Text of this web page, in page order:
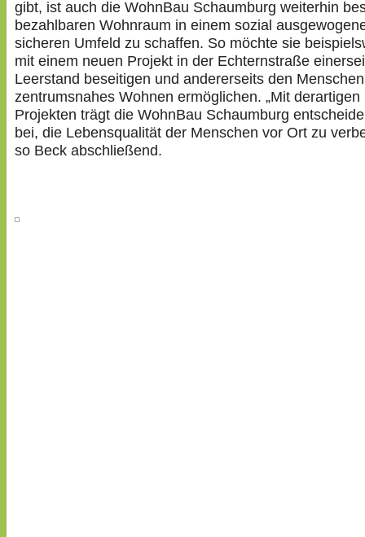
gibt, ist auch die WohnBau Schaumburg weiterhin
bezahlbaren Wohnraum in einem sozial
sicheren Umfeld zu schaffen. So möchte sie
mit einem neuen Projekt in der Echternstraße
Leerstand beseitigen und andererseits den Menschen
zentrumsnahes Wohnen ermöglichen. „Mit derartigen
Projekten trägt die WohnBau Schaumburg
bei, die Lebensqualität der Menschen vor Ort zu
so Beck abschließend.